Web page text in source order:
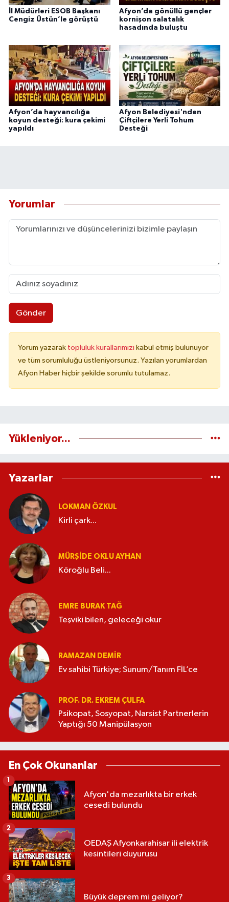
İl Müdürleri ESOB Başkanı
Cengiz Üstün’le görüştü
Afyon’da gönüllü gençler
kornişon salatalık
hasadında buluştu
Afyon’da hayvancılığa
koyun desteği: kura çekimi
yapıldı
Afyon Belediyesi'nden
Çiftçilere Yerli Tohum
Desteği
Yorumlar
Gönder
Yorum yazarak topluluk kurallarımızı kabul etmiş bulunuyor
ve tüm sorumluluğu üstleniyorsunuz. Yazılan yorumlardan
Afyon Haber hiçbir şekilde sorumlu tutulamaz.
Yükleniyor...
Yazarlar
LOKMAN ÖZKUL
Kirli çark...
MÜRŞIDE OKLU AYHAN
Köroğlu Beli...
EMRE BURAK TAĞ
Teşviki bilen, geleceği okur
RAMAZAN DEMİR
Ev sahibi Türkiye; Sunum/Tanım FİL’ce
PROF. DR. EKREM ÇULFA
Psikopat, Sosyopat, Narsist Partnerlerin
Yaptığı 50 Manipülasyon
En Çok Okunanlar
Afyon'da mezarlıkta bir erkek
cesedi bulundu
1
OEDAŞ Afyonkarahisar ili elektrik
kesintileri duyurusu
2
Büyük deprem mi geliyor?
3